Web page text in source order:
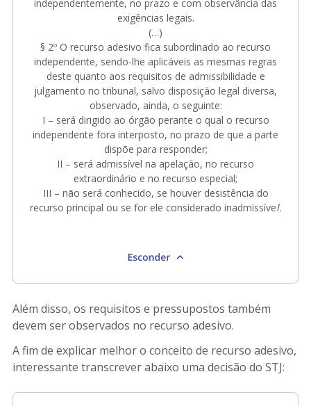
independentemente, no prazo e com observância das
exigências legais.
(…)
§ 2º O recurso adesivo fica subordinado ao recurso
independente, sendo-lhe aplicáveis as mesmas regras
deste quanto aos requisitos de admissibilidade e
julgamento no tribunal, salvo disposição legal diversa,
observado, ainda, o seguinte:
I – será dirigido ao órgão perante o qual o recurso
independente fora interposto, no prazo de que a parte
dispõe para responder;
II – será admissível na apelação, no recurso
extraordinário e no recurso especial;
III – não será conhecido, se houver desistência do
recurso principal ou se for ele considerado inadmissível.
Além disso, os requisitos e pressupostos também
devem ser observados no recurso adesivo.
A fim de explicar melhor o conceito de recurso adesivo,
interessante transcrever abaixo uma decisão do STJ: